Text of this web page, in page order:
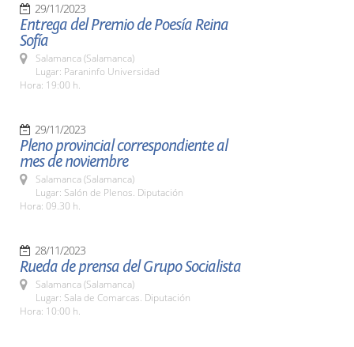
29/11/2023
Entrega del Premio de Poesía Reina
Sofía
Salamanca (Salamanca)
Lugar: Paraninfo Universidad
Hora: 19:00 h.
29/11/2023
Pleno provincial correspondiente al
mes de noviembre
Salamanca (Salamanca)
Lugar: Salón de Plenos. Diputación
Hora: 09.30 h.
28/11/2023
Rueda de prensa del Grupo Socialista
Salamanca (Salamanca)
Lugar: Sala de Comarcas. Diputación
Hora: 10:00 h.